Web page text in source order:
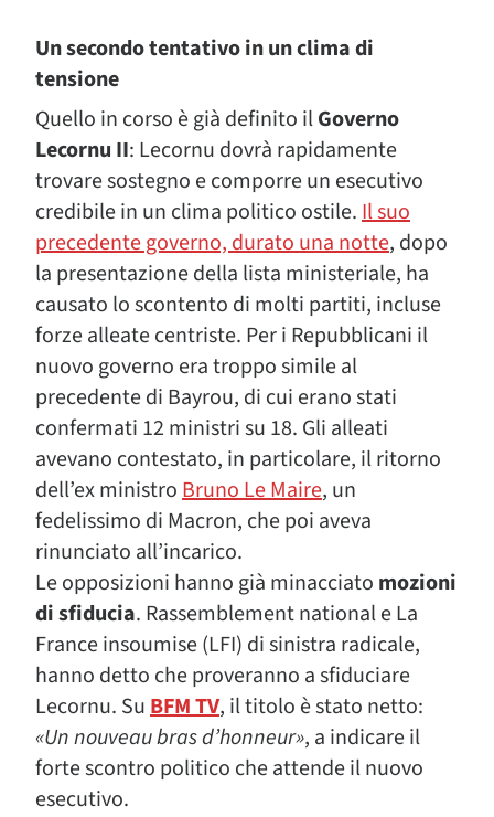
Un secondo tentativo in un clima di
tensione
Quello in corso è già definito ilGoverno
Lecornu II: Lecornu dovrà rapidamente
trovare sostegno e comporre un esecutivo
credibile in un clima politico ostile.Il suo
precedente governo, durato una notte, dopo
la presentazione della lista ministeriale, ha
causato lo scontento di molti partiti, incluse
forze alleate centriste. Per i Repubblicani il
nuovo governo era troppo simile al
precedente di Bayrou, di cui erano stati
confermati 12 ministri su 18. Gli alleati
avevano contestato, in particolare, il ritorno
dell’ex ministroBruno Le Maire, un
fedelissimo di Macron, che poi aveva
rinunciato all’incarico.
Le opposizioni hanno già minacciato mozioni
di sfiducia. Rassemblement national e La
France insoumise (LFI) di sinistra radicale,
hanno detto che proveranno a sfiduciare
Lecornu. SuBFM TV, il titolo è stato netto:
«Un nouveau bras d’honneur», a indicare il
forte scontro politico che attende il nuovo
esecutivo.